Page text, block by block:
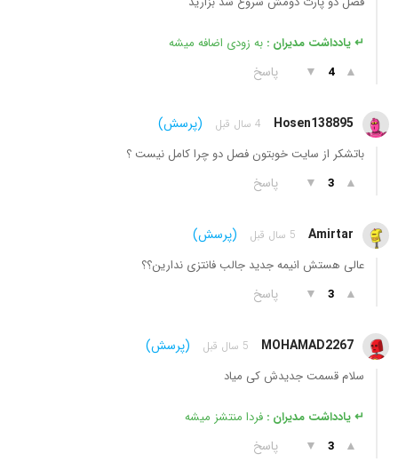
↵ یادداشت مدیران : به زودی اضافه میشه
▲
4
▼ پاسخ
Hosen138895 4 سال قبل (پرسش)
باتشکر از سایت خوبتون فصل دو چرا کامل نیست ؟
▲
3
▼ پاسخ
Amirtar 5 سال قبل (پرسش)
عالی هستش انیمه جدید جالب فانتزی ندارین؟؟
▲
3
▼ پاسخ
MOHAMAD2267 5 سال قبل (پرسش)
سلام قسمت جدیدش کی میاد
↵ یادداشت مدیران : فردا منتشز میشه
▲
3
▼ پاسخ